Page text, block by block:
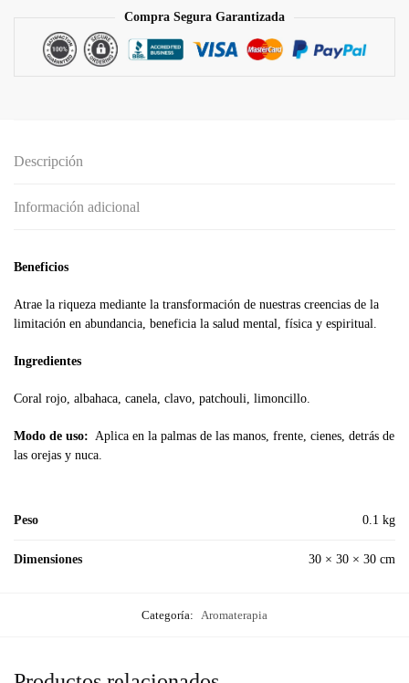
Compra Segura Garantizada
Descripción
Información adicional
Beneficios
Atrae la riqueza mediante la transformación de nuestras creencias de la
limitación en abundancia, beneficia la salud mental, física y espiritual.
Ingredientes
Coral rojo, albahaca, canela, clavo, patchouli, limoncillo.
Modo de uso: Aplica en la palmas de las manos, frente, cienes, detrás de
las orejas y nuca.
Peso 0.1 kg
Dimensiones 30 × 30 × 30 cm
Categoría: Aromaterapia